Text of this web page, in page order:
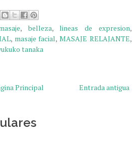
,belleza,lineas de expresion,
, masaje facial,MASAJE RELAJANTE,
tanaka
Entrada antigua
Principal